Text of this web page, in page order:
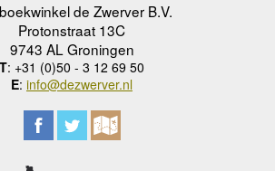
de Zwerver B.V.
Protonstraat 13C
9743 AL Groningen
T: +31 (0)50 - 3 12 69 50
E: info@dezwerver.nl